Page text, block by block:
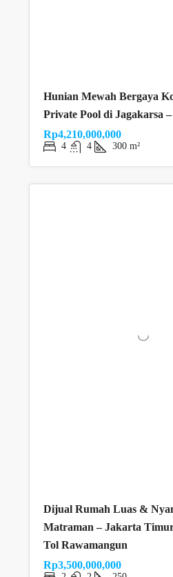
Hunian Mewah Bergaya
Private Pool di Jagakarsa
Rp4,210,000,000
4 4 300 m²
Dijual Rumah Luas &
Matraman – Jakarta
Tol Rawamangun
Rp3,500,000,000